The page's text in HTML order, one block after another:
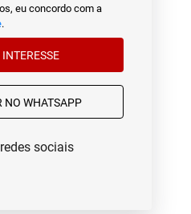
eu concordo com a
.
TENHO INTERESSE
NO WHATSAPP
sociais